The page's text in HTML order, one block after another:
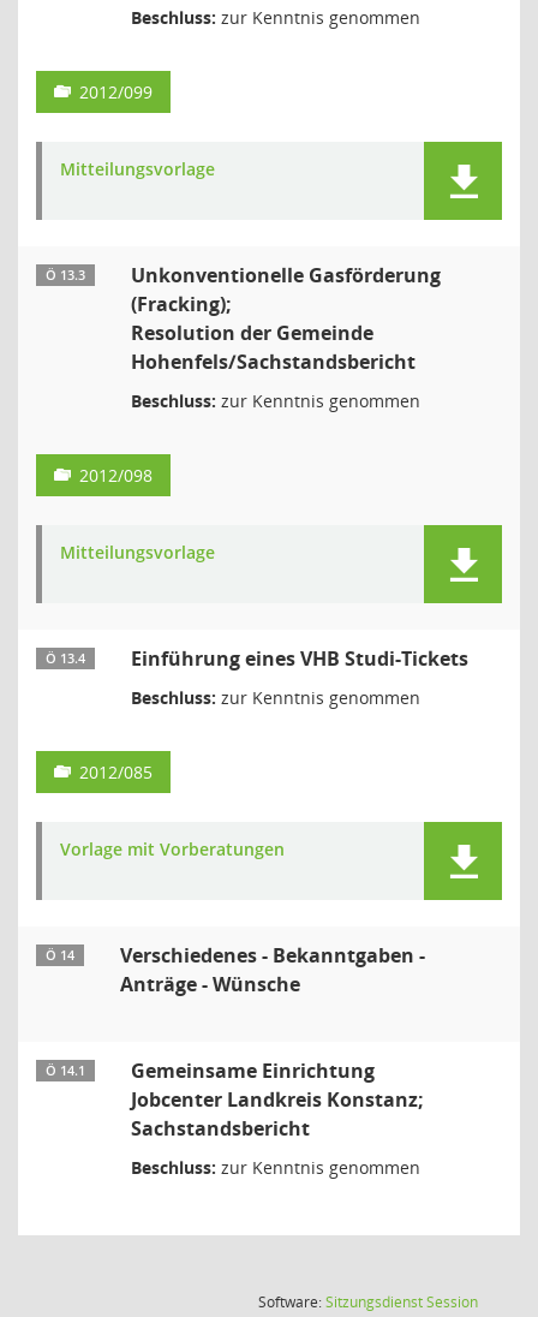
Beschluss: zur Kenntnis genommen
2012/099
Mitteilungsvorlage
Ö 13.3
Unkonventionelle Gasförderung
(Fracking);
Resolution der Gemeinde
Hohenfels/Sachstandsbericht
Beschluss: zur Kenntnis genommen
2012/098
Mitteilungsvorlage
Ö 13.4 Einführung eines VHB Studi-Tickets
Beschluss: zur Kenntnis genommen
2012/085
Vorlage mit Vorberatungen
Ö 14
Verschiedenes - Bekanntgaben -
Anträge - Wünsche
Ö 14.1
Gemeinsame Einrichtung
Jobcenter Landkreis Konstanz;
Sachstandsbericht
Beschluss: zur Kenntnis genommen
Software:SitzungsdienstSession(Wird in